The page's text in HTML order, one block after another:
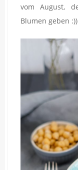
vom August,
Blumen geben :))